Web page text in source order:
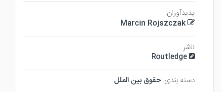
پدیدآوران:
Marcin Rojszczak
ناشر:
Routledge
دسته بندی: حقوق بين الملل